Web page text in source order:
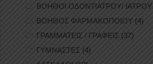
ΒΟΗΘΟΙ ΟΔΟΝΤΙΑΤΡΟΥ/ ΙΑΤΡΟΥ
ΒΟΗΘΟΣ ΦΑΡΜΑΚΟΠΟΙΟΥ (4)
ΓΡΑΜΜΑΤΕΙΣ / ΓΡΑΦΕΙΣ (37)
ΓΥΜΝΑΣΤΕΣ (4)